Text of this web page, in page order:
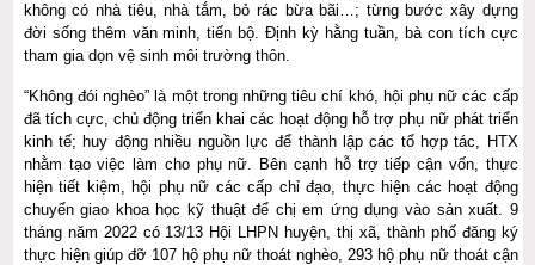
không có nhà tiêu, nhà tắm, bỏ rác bừa bãi…; từng bước xây dựng
đời sống thêm văn minh, tiến bộ. Định kỳ hằng tuần, bà con tích cực
tham gia dọn vệ sinh môi trường thôn.
“Không đói nghèo” là một trong những tiêu chí khó, hội phụ nữ các cấp
đã tích cực, chủ động triển khai các hoạt động hỗ trợ phụ nữ phát triển
kinh tế; huy động nhiều nguồn lực để thành lập các tổ hợp tác, HTX
nhằm tạo việc làm cho phụ nữ. Bên cạnh hỗ trợ tiếp cận vốn, thực
hiện tiết kiệm, hội phụ nữ các cấp chỉ đạo, thực hiện các hoạt động
chuyển giao khoa học kỹ thuật để chị em ứng dụng vào sản xuất. 9
tháng năm 2022 có 13/13 Hội LHPN huyện, thị xã, thành phố đăng ký
thực hiện giúp đỡ 107 hộ phụ nữ thoát nghèo, 293 hộ phụ nữ thoát cận